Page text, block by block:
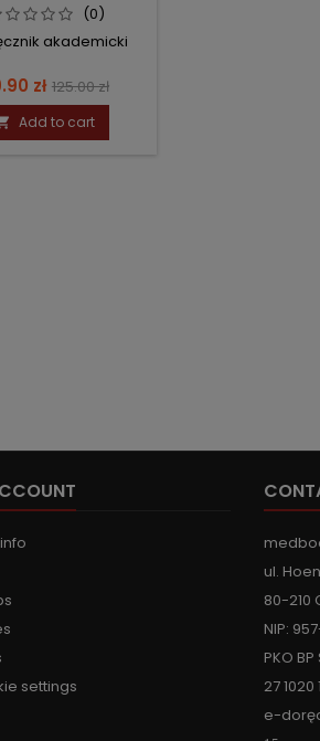
(0)
akademicki
zł Regular
price
125.00 zł
Add to cart
settings
ul.
80-210
NIP:
PKO
27 1020
e-